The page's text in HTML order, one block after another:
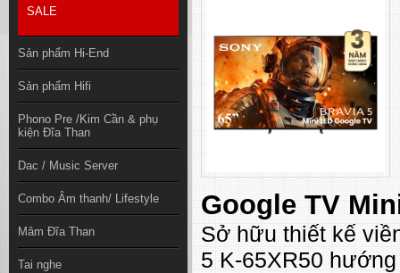
SALE
Sản phẩm Hi-End
Sản phẩm Hifi
Phono Pre /Kim Cần & phụ
kiện Đĩa Than
Dac / Music Server
Combo Âm thanh/ Lifestyle
Mâm Đĩa Than
Tai nghe
Google TV
Sở hữu thiết kế
5 K-65XR50